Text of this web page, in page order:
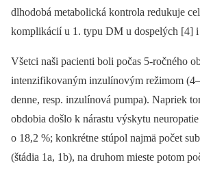
dlhodobá metabolická kontrola redukuje
komplikácií u 1. typu DM u dospelých [4] i
Všetci naši pacienti boli počas 5-ročného
intenzifikovaným inzulínovým režimom
denne, resp. inzulínová pumpa). Napriek
obdobia došlo k nárastu výskytu
o 18,2 %; konkrétne stúpol najmä počet
(štádia 1a, 1b), na druhom mieste potom